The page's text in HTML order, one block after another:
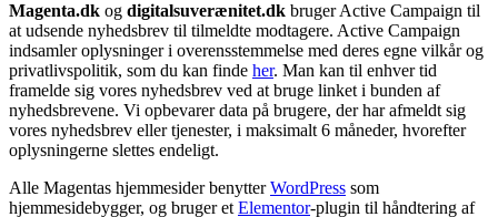
Magenta.dk og digitalsuverænitet.dk bruger Active Campaign til
at udsende nyhedsbrev til tilmeldte modtagere. Active Campaign
indsamler oplysninger i overensstemmelse med deres egne vilkår og
privatlivspolitik, som du kan finde her. Man kan til enhver tid
framelde sig vores nyhedsbrev ved at bruge linket i bunden af
nyhedsbrevene. Vi opbevarer data på brugere, der har afmeldt sig
vores nyhedsbrev eller tjenester, i maksimalt 6 måneder, hvorefter
oplysningerne slettes endeligt.
Alle Magentas hjemmesider benytterWordPress som
hjemmesidebygger, og bruger et Elementor-plugin til håndtering af